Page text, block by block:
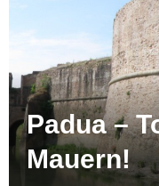
Padua –
Mauern!